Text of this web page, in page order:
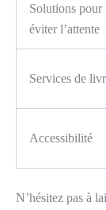
Solutions pour
éviter l’attente
Services de
Accessibilité
N’hésitez pas à